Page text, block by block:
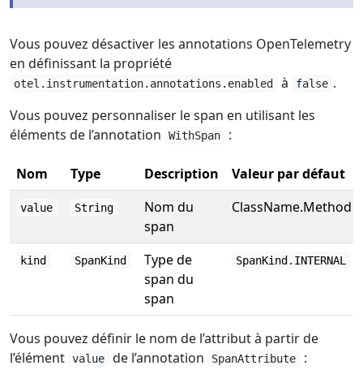
Vous pouvez désactiver les annotations OpenTelemetry
en définissant la propriété
otel.instrumentation.annotations.enabled à false .
Vous pouvez personnaliser le span en utilisant les
éléments de l’annotation
WithSpan :
Nom Type Description Valeur par défaut
value String
Nom du
span
ClassName.Method
kind SpanKind
Type de
span du
span
SpanKind.INTERNAL
Vous pouvez définir le nom de l’attribut à partir de
l’élément value de l’annotation SpanAttribute :